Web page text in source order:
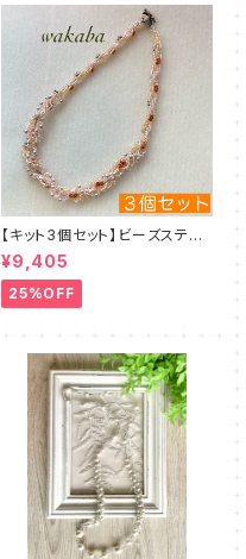
【キット3個セット】ビーズステッ
チキット・エクルー デザイン：
清水理子
¥9,405
25%OFF